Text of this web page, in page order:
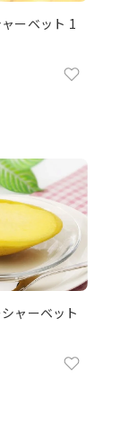
ーベット 1
ャーベット